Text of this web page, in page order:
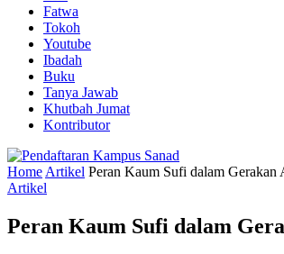
Fatwa
Tokoh
Youtube
Ibadah
Buku
Tanya Jawab
Khutbah Jumat
Kontributor
Home Artikel Peran Kaum Sufi dalam
Artikel
Peran Kaum Sufi dalam